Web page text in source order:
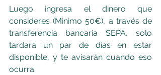
Luego ingresa el dinero que
consideres (Minimo 50€), a través de
transferencia bancaria SEPA, solo
tardará un par de días en estar
disponible, y te avisarán cuando eso
ocurra.